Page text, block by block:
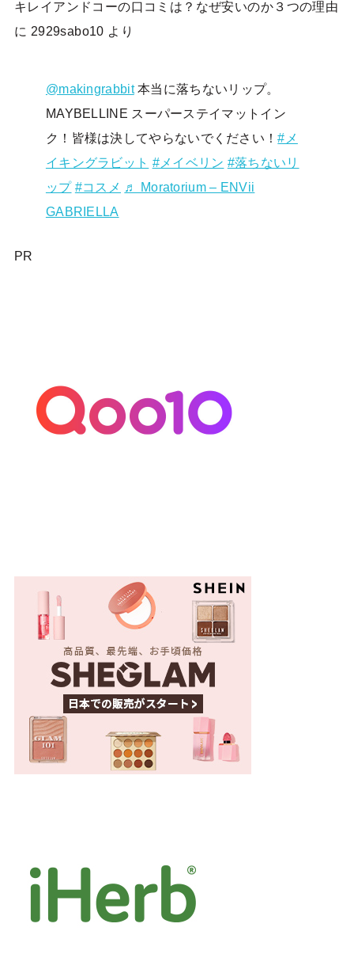
キレイアンドコーの口コミは？なぜ安いのか３つの理由
に 2929sabo10 より
@makingrabbit本当に落ちないリップ。
MAYBELLINE スーパーステイマットイン
ク！皆様は決してやらないでください！#メ
イキングラビット #メイベリン #落ちないリ
ップ #コスメ ♬ Moratorium – ENVii
GABRIELLA
PR